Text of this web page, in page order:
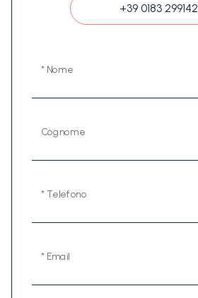
+39 0183 299142
* Nome
Cognome
* Telefono
* Email